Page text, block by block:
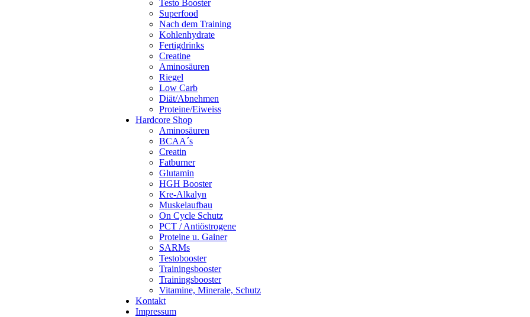
Testo Booster
Superfood
Nach dem Training
Kohlenhydrate
Fertigdrinks
Creatine
Aminosäuren
Riegel
Low Carb
Diät/Abnehmen
Proteine/Eiweiss
Hardcore Shop
Aminosäuren
BCAA´s
Creatin
Fatburner
Glutamin
HGH Booster
Kre-Alkalyn
Muskelaufbau
On Cycle Schutz
PCT / Antiöstrogene
Proteine u. Gainer
SARMs
Testobooster
Trainingsbooster
Trainingsbooster
Vitamine, Minerale, Schutz
Kontakt
Impressum